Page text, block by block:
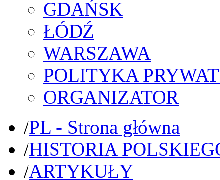
GDAŃSK
ŁÓDŹ
WARSZAWA
POLITYKA
ORGANIZATOR
/PL - Strona główna
/HISTORIA
/ARTYKUŁY